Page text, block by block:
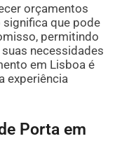
orçamentos
que pode
permitindo
necessidades
em Lisboa é
experiência
Porta em